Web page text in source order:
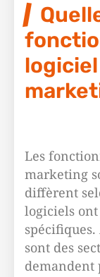
Les
marketing
diffèrent
logiciels ont
sont des
demandent